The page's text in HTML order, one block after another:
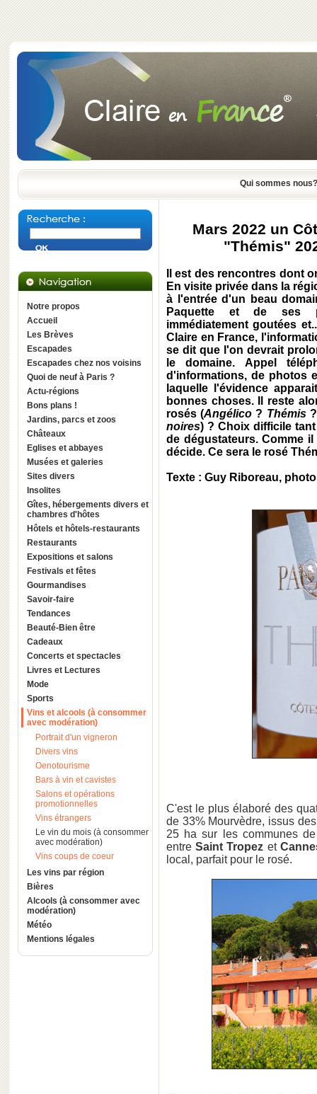
Qui sommes nous?
Notre propos
Accueil
Les Brèves
Escapades
Escapades chez nos voisins
Quoi de neuf à Paris ?
Actu-régions
Bons plans !
Jardins, parcs et zoos
Châteaux
Eglises et abbayes
Musées et galeries
Sites divers
Insolites
Gîtes, hébergements divers et
chambres d'hôtes
Hôtels et hôtels-restaurants
Restaurants
Expositions et salons
Festivals et fêtes
Gourmandises
Savoir-faire
Tendances
Beauté-Bien être
Cadeaux
Concerts et spectacles
Livres et Lectures
Mode
Sports
Vins et alcools (à consommer
avec modération)
Portrait d'un vigneron
Divers vins
Oenotourisme
Bars à vin et cavistes
Salons et opérations
promotionnelles
Vins étrangers
Le vin du mois (à consommer
avec modération)
Vins coups de coeur
Les vins par région
Bières
Alcools (à consommer avec
modération)
Météo
Mentions légales
Mars 2022 un
"Thémis"
Il est des rencontres dont
En visite privée dans la
à l'entrée d'un beau
Paquette et de ses
immédiatement goutées
Claire en France,
se dit que l'on devrait
le domaine. Appel
d'informations, de photos
laquelle l'évidence
bonnes choses. Il reste
rosés (Angélico ? Thémis
noires) ? Choix difficile
de dégustateurs. Comme
décide. Ce sera le rosé
Texte : Guy Riboreau,
C'est le plus élaboré des
de 33% Mourvèdre, issus
25 ha sur les communes de
entreSaint Tropez et
local, parfait pour le rosé.